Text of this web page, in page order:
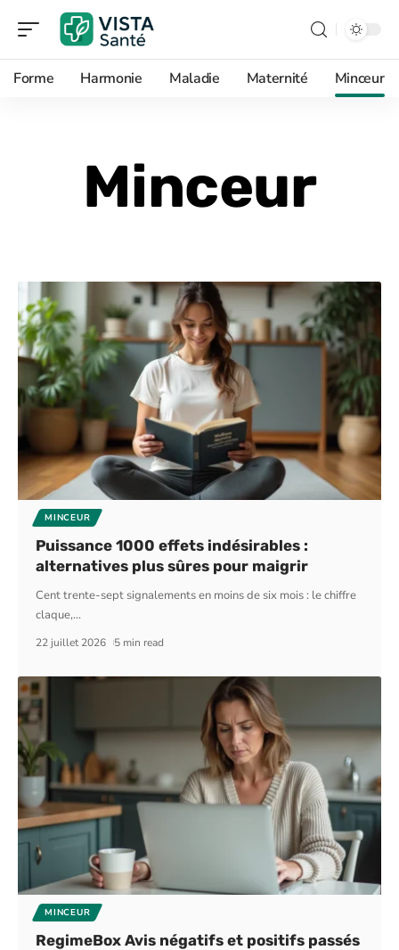
Forme Harmonie Maladie Maternité Minceur
Minceur
MINCEUR
Puissance 1000 effets indésirables :
alternatives plus sûres pour maigrir
Cent trente-sept signalements en moins de six mois : le chiffre
claque,…
22 juillet 2026 5 min read
MINCEUR
RegimeBox Avis négatifs et positifs passés